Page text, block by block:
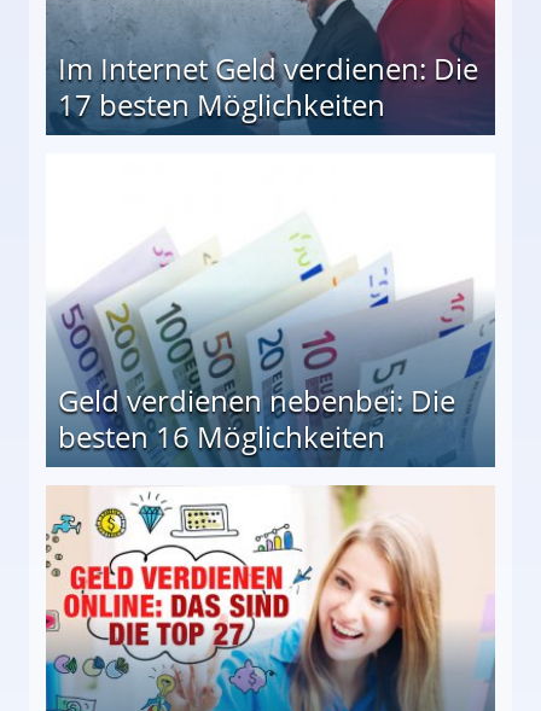
Im Internet Geld verdienen: Die
17 besten Möglichkeiten
Geld verdienen nebenbei: Die
besten 16 Möglichkeiten